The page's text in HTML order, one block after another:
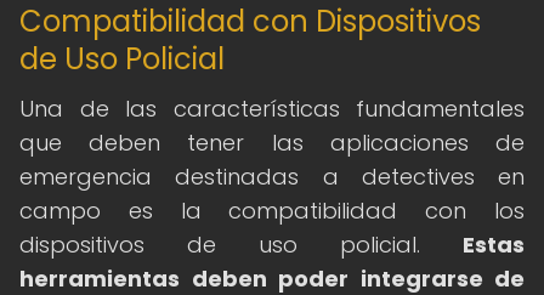
Compatibilidad con Dispositivos
de Uso Policial
Una de las características fundamentales
que deben tener las aplicaciones de
emergencia destinadas a detectives en
campo es la compatibilidad con los
dispositivos de uso policial. Estas
herramientas deben poder integrarse de